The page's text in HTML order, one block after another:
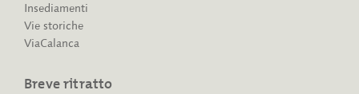
Insediamenti
Vie storiche
ViaCalanca
Breve ritratto